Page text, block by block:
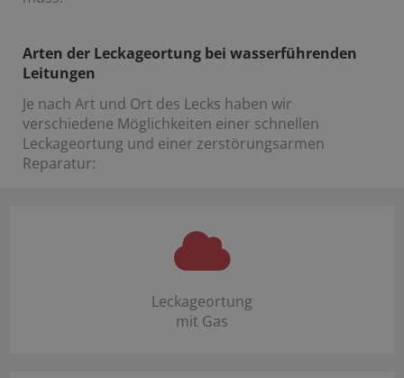
Arten der Leckageortung bei wasserführenden
Leitungen
Je nach Art und Ort des Lecks haben wir
verschiedene Möglichkeiten einer schnellen
Leckageortung und einer zerstörungsarmen
Reparatur:
Leckageortung
mit Gas